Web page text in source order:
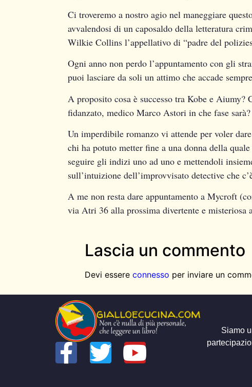
Ci troveremo a nostro agio nel maneggiare
avvalendosi di un caposaldo della letteratura
Wilkie Collins l’appellativo di “padre del
Ogni anno non perdo l’appuntamento con gli
puoi lasciare da soli un attimo che accade
A proposito cosa è successo tra Kobe e
fidanzato, medico Marco Astori in che fase sarà?
Un imperdibile romanzo vi attende per voler
chi ha potuto metter fine a una donna della
seguire gli indizi uno ad uno e mettendoli
sull’intuizione dell’improvvisato detective che
A me non resta dare appuntamento a Mycroft
via Atri 36 alla prossima divertente e misteriosa
Lascia un commento
Devi essere connesso per inviare un
Siamo